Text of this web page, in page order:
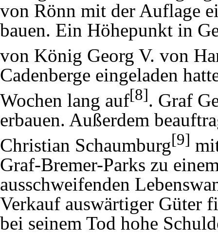
von Rönn mit der Auflage
bauen. Ein Höhepunkt in
von König Georg V. von
Cadenberge eingeladen
Wochen lang auf[8]. Graf
erbauen. Außerdem
Christian Schaumburg[9]
Graf-Bremer-Parks zu
ausschweifenden
Verkauf auswärtiger Güter
bei seinem Tod hohe